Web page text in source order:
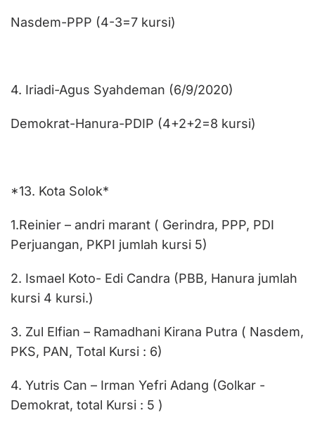
Nasdem-PPP (4-3=7 kursi)
4. Iriadi-Agus Syahdeman (6/9/2020)
Demokrat-Hanura-PDIP (4+2+2=8 kursi)
*13. Kota Solok*
1.Reinier – andri marant ( Gerindra, PPP, PDI
Perjuangan, PKPI jumlah kursi 5)
2. Ismael Koto- Edi Candra (PBB, Hanura jumlah
kursi 4 kursi.)
3. Zul Elfian – Ramadhani Kirana Putra ( Nasdem,
PKS, PAN, Total Kursi : 6)
4. Yutris Can – Irman Yefri Adang (Golkar -
Demokrat, total Kursi : 5 )